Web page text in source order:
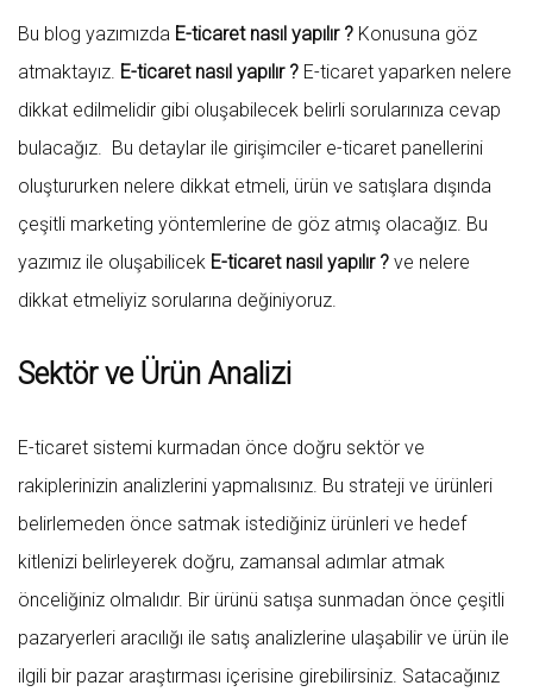
Bu blog yazımızda E-ticaret nasıl yapılır ? Konusuna göz
atmaktayız. E-ticaret nasıl yapılır ? E-ticaret yaparken nelere
dikkat edilmelidir gibi oluşabilecek belirli sorularınıza cevap
bulacağız. Bu detaylar ile girişimciler e-ticaret panellerini
oluştururken nelere dikkat etmeli, ürün ve satışlara dışında
çeşitli marketing yöntemlerine de göz atmış olacağız. Bu
yazımız ile oluşabilicek E-ticaret nasıl yapılır ? ve nelere
dikkat etmeliyiz sorularına değiniyoruz.
Sektör ve Ürün Analizi
E-ticaret sistemi kurmadan önce doğru sektör ve
rakiplerinizin analizlerini yapmalısınız. Bu strateji ve ürünleri
belirlemeden önce satmak istediğiniz ürünleri ve hedef
kitlenizi belirleyerek doğru, zamansal adımlar atmak
önceliğiniz olmalıdır. Bir ürünü satışa sunmadan önce çeşitli
pazaryerleri aracılığı ile satış analizlerine ulaşabilir ve ürün ile
ilgili bir pazar araştırması içerisine girebilirsiniz. Satacağınız